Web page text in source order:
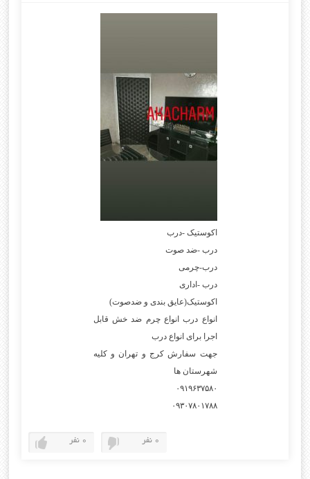
اکوستیک -درب
درب -ضد صوت
درب-چرمی
درب -اداری
اکوستیک(عایق بندی و ضدصوت)
انواع درب انواع چرم ضد خش قابل
اجرا برای انواع درب
جهت سفارش کرج و تهران و کلیه
شهرستان ها
۰۹۱۹۶۳۷۵۸۰
۰۹۳۰۷۸۰۱۷۸۸
0 نفر 0 نفر